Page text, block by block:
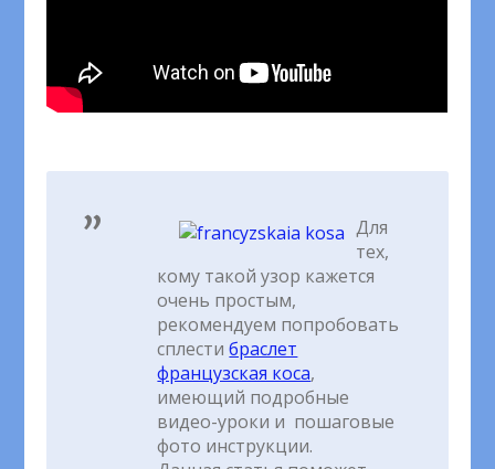
Для
тех,
кому такой узор кажется
очень простым,
рекомендуем попробовать
сплестибраслет
французская коса,
имеющий подробные
видео-уроки и пошаговые
фото инструкции.